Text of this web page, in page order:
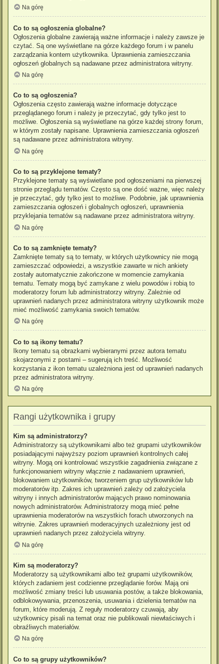
Na górę
Co to są ogłoszenia globalne?
Ogłoszenia globalne zawierają ważne informacje i należy zawsze je
czytać. Są one wyświetlane na górze każdego forum i w panelu
zarządzania kontem użytkownika. Uprawnienia zamieszczania
ogłoszeń globalnych są nadawane przez administratora witryny.
Na górę
Co to są ogłoszenia?
Ogłoszenia często zawierają ważne informacje dotyczące
przeglądanego forum i należy je przeczytać, gdy tylko jest to
możliwe. Ogłoszenia są wyświetlane na górze każdej strony forum,
w którym zostały napisane. Uprawnienia zamieszczania ogłoszeń
są nadawane przez administratora witryny.
Na górę
Co to są przyklejone tematy?
Przyklejone tematy są wyświetlane pod ogłoszeniami na pierwszej
stronie przeglądu tematów. Często są one dość ważne, więc należy
je przeczytać, gdy tylko jest to możliwe. Podobnie, jak uprawnienia
zamieszczania ogłoszeń i globalnych ogłoszeń, uprawnienia
przyklejania tematów są nadawane przez administratora witryny.
Na górę
Co to są zamknięte tematy?
Zamknięte tematy są to tematy, w których użytkownicy nie mogą
zamieszczać odpowiedzi, a wszystkie zawarte w nich ankiety
zostały automatycznie zakończone w momencie zamykania
tematu. Tematy mogą być zamykane z wielu powodów i robią to
moderatorzy forum lub administratorzy witryny. Zależnie od
uprawnień nadanych przez administratora witryny użytkownik może
mieć możliwość zamykania swoich tematów.
Na górę
Co to są ikony tematu?
Ikony tematu są obrazkami wybieranymi przez autora tematu
skojarzonymi z postami – sugerują ich treść. Możliwość
korzystania z ikon tematu uzależniona jest od uprawnień nadanych
przez administratora witryny.
Na górę
Rangi użytkownika i grupy
Kim są administratorzy?
Administratorzy są użytkownikami albo też grupami użytkowników
posiadającymi najwyższy poziom uprawnień kontrolnych całej
witryny. Mogą oni kontrolować wszystkie zagadnienia związane z
funkcjonowaniem witryny włącznie z nadawaniem uprawnień,
blokowaniem użytkowników, tworzeniem grup użytkowników lub
moderatorów itp. Zakres ich uprawnień zależy od założyciela
witryny i innych administratorów mających prawo nominowania
nowych administratorów. Administratorzy mogą mieć pełne
uprawnienia moderatorów na wszystkich forach utworzonych na
witrynie. Zakres uprawnień moderacyjnych uzależniony jest od
uprawnień nadanych przez założyciela witryny.
Na górę
Kim są moderatorzy?
Moderatorzy są użytkownikami albo też grupami użytkowników,
których zadaniem jest codzienne przeglądanie forów. Mają oni
możliwość zmiany treści lub usuwania postów, a także blokowania,
odblokowywania, przenoszenia, usuwania i dzielenia tematów na
forum, które moderują. Z reguły moderatorzy czuwają, aby
użytkownicy pisali na temat oraz nie publikowali niewłaściwych i
obraźliwych materiałów.
Na górę
Co to są grupy użytkowników?